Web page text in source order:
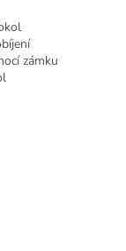
zámku